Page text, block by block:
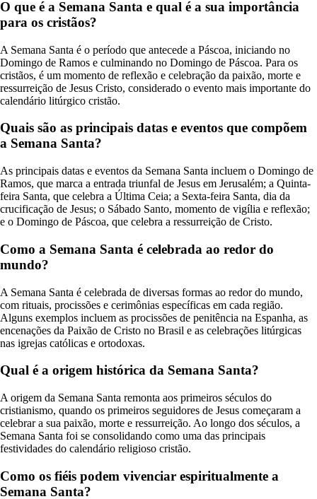
O que é a Semana Santa e qual é a sua importância
para os cristãos?
A Semana Santa é o período que antecede a Páscoa, iniciando no
Domingo de Ramos e culminando no Domingo de Páscoa. Para os
cristãos, é um momento de reflexão e celebração da paixão, morte e
ressurreição de Jesus Cristo, considerado o evento mais importante do
calendário litúrgico cristão.
Quais são as principais datas e eventos que compõem
a Semana Santa?
As principais datas e eventos da Semana Santa incluem o Domingo de
Ramos, que marca a entrada triunfal de Jesus em Jerusalém; a Quinta-
feira Santa, que celebra a Última Ceia; a Sexta-feira Santa, dia da
crucificação de Jesus; o Sábado Santo, momento de vigília e reflexão;
e o Domingo de Páscoa, que celebra a ressurreição de Cristo.
Como a Semana Santa é celebrada ao redor do
mundo?
A Semana Santa é celebrada de diversas formas ao redor do mundo,
com rituais, procissões e cerimônias específicas em cada região.
Alguns exemplos incluem as procissões de penitência na Espanha, as
encenações da Paixão de Cristo no Brasil e as celebrações litúrgicas
nas igrejas católicas e ortodoxas.
Qual é a origem histórica da Semana Santa?
A origem da Semana Santa remonta aos primeiros séculos do
cristianismo, quando os primeiros seguidores de Jesus começaram a
celebrar a sua paixão, morte e ressurreição. Ao longo dos séculos, a
Semana Santa foi se consolidando como uma das principais
festividades do calendário religioso cristão.
Como os fiéis podem vivenciar espiritualmente a
Semana Santa?